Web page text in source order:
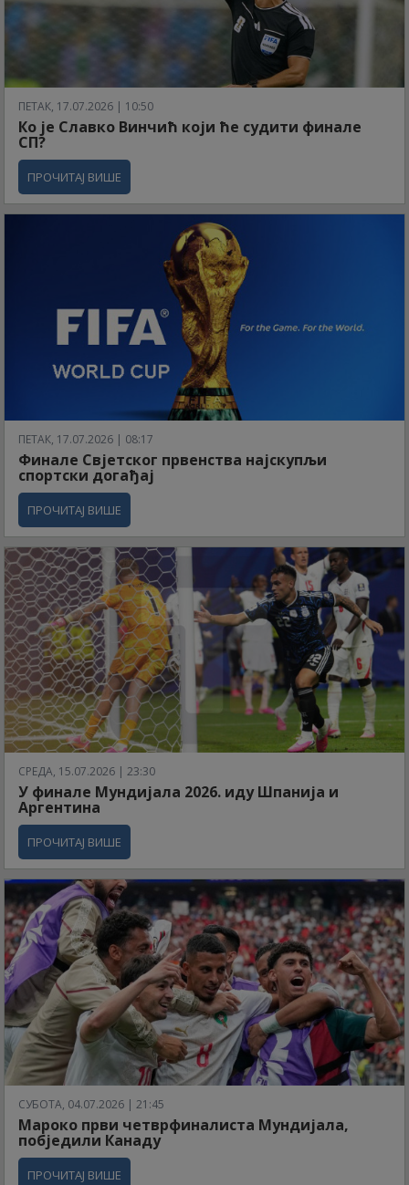
ПЕТАК, 17.07.2026 | 10:50
Ко је Славко Винчић који ће судити финале
СП?
ПРОЧИТАЈ ВИШЕ
ПЕТАК, 17.07.2026 | 08:17
Финале Свјетског првенства најскупљи
спортски догађај
ПРОЧИТАЈ ВИШЕ
СРЕДА, 15.07.2026 | 23:30
У финале Мундијала 2026. иду Шпанија и
Аргентина
ПРОЧИТАЈ ВИШЕ
СУБОТА, 04.07.2026 | 21:45
Мароко први четврфиналиста Мундијала,
побједили Канаду
ПРОЧИТАЈ ВИШЕ